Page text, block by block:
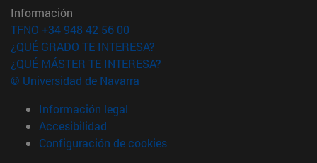
Información
TFNO +34 948 42 56 00
¿QUÉ GRADO TE INTERESA?
¿QUÉ MÁSTER TE INTERESA?
© Universidad de Navarra
Información legal
Accesibilidad
Configuración de cookies